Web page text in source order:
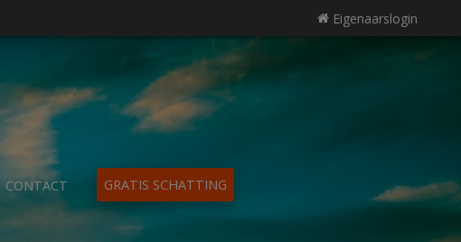
Eigenaarslogin
CONTACT GRATIS SCHATTING